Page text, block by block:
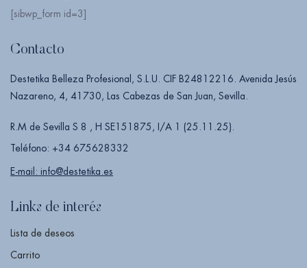
[sibwp_form id=3]
Contacto
Destetika Belleza Profesional, S.L.U. CIF B24812216. Avenida Jesús
Nazareno, 4, 41730, Las Cabezas de San Juan, Sevilla.
R.M de Sevilla S 8 , H SE151875, I/A 1 (25.11.25).
Teléfono: +34 675628332
E-mail: info@destetika.es
Links de interés
Lista de deseos
Carrito